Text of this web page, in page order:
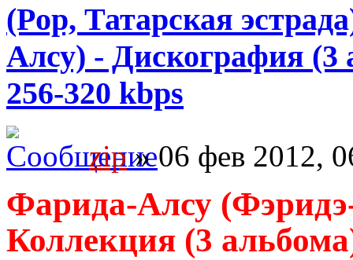
(Pop, Татарская
Алсу) - Дискография (3
256-320 kbps
zip» 06 фев 2012,
Фарида-Алсу
Коллекция (3